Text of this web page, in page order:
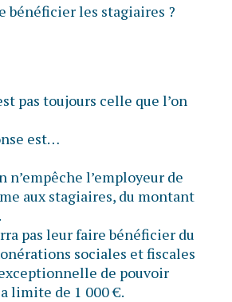
bénéficier les stagiaires ?
pas toujours celle que l’on
est…
n’empêche l’employeur de
aux stagiaires, du montant
pas leur faire bénéficier du
sociales et fiscales
de pouvoir
limite de 1 000 €.